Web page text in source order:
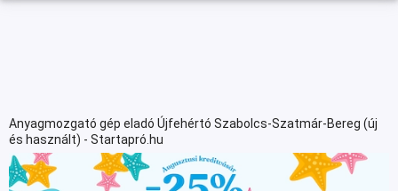
Anyagmozgató gép eladó Újfehértó Szabolcs-Szatmár-Bereg (új
és használt) - Startapró.hu